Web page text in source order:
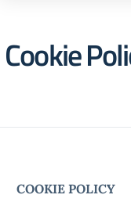
Cookie
COOKIE POLICY